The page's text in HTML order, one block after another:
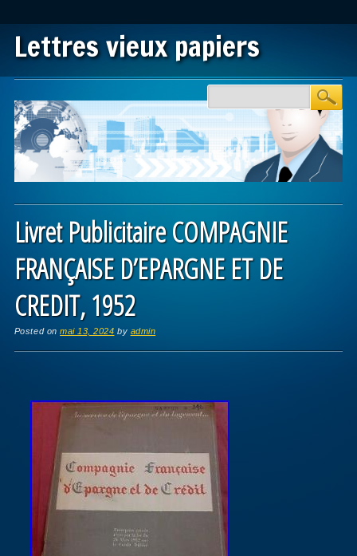
Lettres vieux papiers
Main menu
Livret Publicitaire COMPAGNIE
FRANÇAISE D’EPARGNE ET DE
CREDIT, 1952
Posted onmai 13, 2024 by admin